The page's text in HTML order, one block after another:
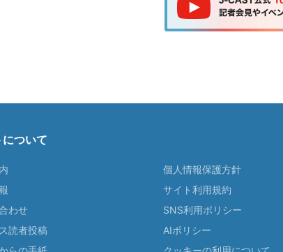
ついて
わせ
読者投稿
個人情報保護方針
サイト利用規約
SNS利用ポリシー
AIポリシー